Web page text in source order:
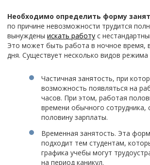
Необходимо определить форму
по причине невозможности трудится
вынуждены искать работу с
Это может быть работа в ночное время,
дня. Существует несколько видов
Частичная занятость, при
возможность появляться на
часов. При этом, работая
времени обычного сотрудника,
половину зарплаты.
Временная занятость. Эта
подходит тем студентам,
графика учебы могут
на период каникул.